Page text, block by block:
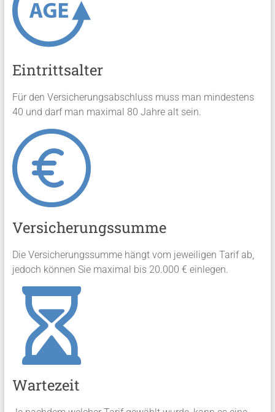
Eintrittsalter
Für den Versicherungsabschluss muss man mindestens
40 und darf man maximal 80 Jahre alt sein.
Versicherungssumme
Die Versicherungssumme hängt vom jeweiligen Tarif ab,
jedoch können Sie maximal bis 20.000 € einlegen.
Wartezeit